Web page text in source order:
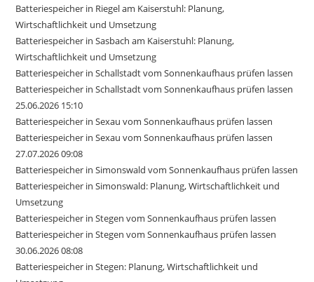
Batteriespeicher in Riegel am Kaiserstuhl: Planung,
Wirtschaftlichkeit und Umsetzung
Batteriespeicher in Sasbach am Kaiserstuhl: Planung,
Wirtschaftlichkeit und Umsetzung
Batteriespeicher in Schallstadt vom Sonnenkaufhaus prüfen lassen
Batteriespeicher in Schallstadt vom Sonnenkaufhaus prüfen lassen
25.06.2026 15:10
Batteriespeicher in Sexau vom Sonnenkaufhaus prüfen lassen
Batteriespeicher in Sexau vom Sonnenkaufhaus prüfen lassen
27.07.2026 09:08
Batteriespeicher in Simonswald vom Sonnenkaufhaus prüfen lassen
Batteriespeicher in Simonswald: Planung, Wirtschaftlichkeit und
Umsetzung
Batteriespeicher in Stegen vom Sonnenkaufhaus prüfen lassen
Batteriespeicher in Stegen vom Sonnenkaufhaus prüfen lassen
30.06.2026 08:08
Batteriespeicher in Stegen: Planung, Wirtschaftlichkeit und